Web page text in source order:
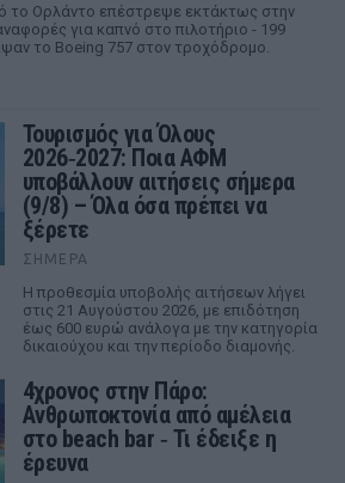
το Ορλάντο επέστρεψε εκτάκτως στην
για καπνό στο πιλοτήριο - 199
το Boeing 757 στον τροχόδρομο.
Τουρισμός για Όλους
2026‑2027: Ποια ΑΦΜ
υποβάλλουν αιτήσεις σήμερα
(9/8) – Όλα όσα πρέπει να
ξέρετε
ΣΉΜΕΡΑ
Η προθεσμία υποβολής αιτήσεων λήγει
στις 21 Αυγούστου 2026, με επιδότηση
έως 600 ευρώ ανάλογα με την κατηγορία
δικαιούχου και την περίοδο διαμονής.
4χρονος στην Πάρο:
Ανθρωποκτονία από αμέλεια
στο beach bar ‑ Τι έδειξε η
έρευνα